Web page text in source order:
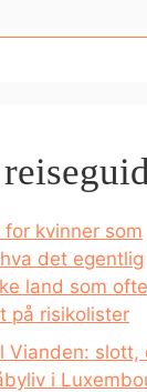
kvinner som
det egentlig
land som
på risikolister
Vianden: slott,
i